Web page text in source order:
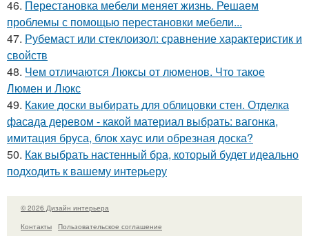
46. Перестановка мебели меняет жизнь. Решаем
проблемы с помощью перестановки мебели...
47. Рубемаст или стеклоизол: сравнение характеристик и
свойств
48. Чем отличаются Люксы от люменов. Что такое
Люмен и Люкс
49. Какие доски выбирать для облицовки стен. Отделка
фасада деревом - какой материал выбрать: вагонка,
имитация бруса, блок хаус или обрезная доска?
50. Как выбрать настенный бра, который будет идеально
подходить к вашему интерьеру
© 2026 Дизайн интерьера
Контакты
Пользовательское соглашение